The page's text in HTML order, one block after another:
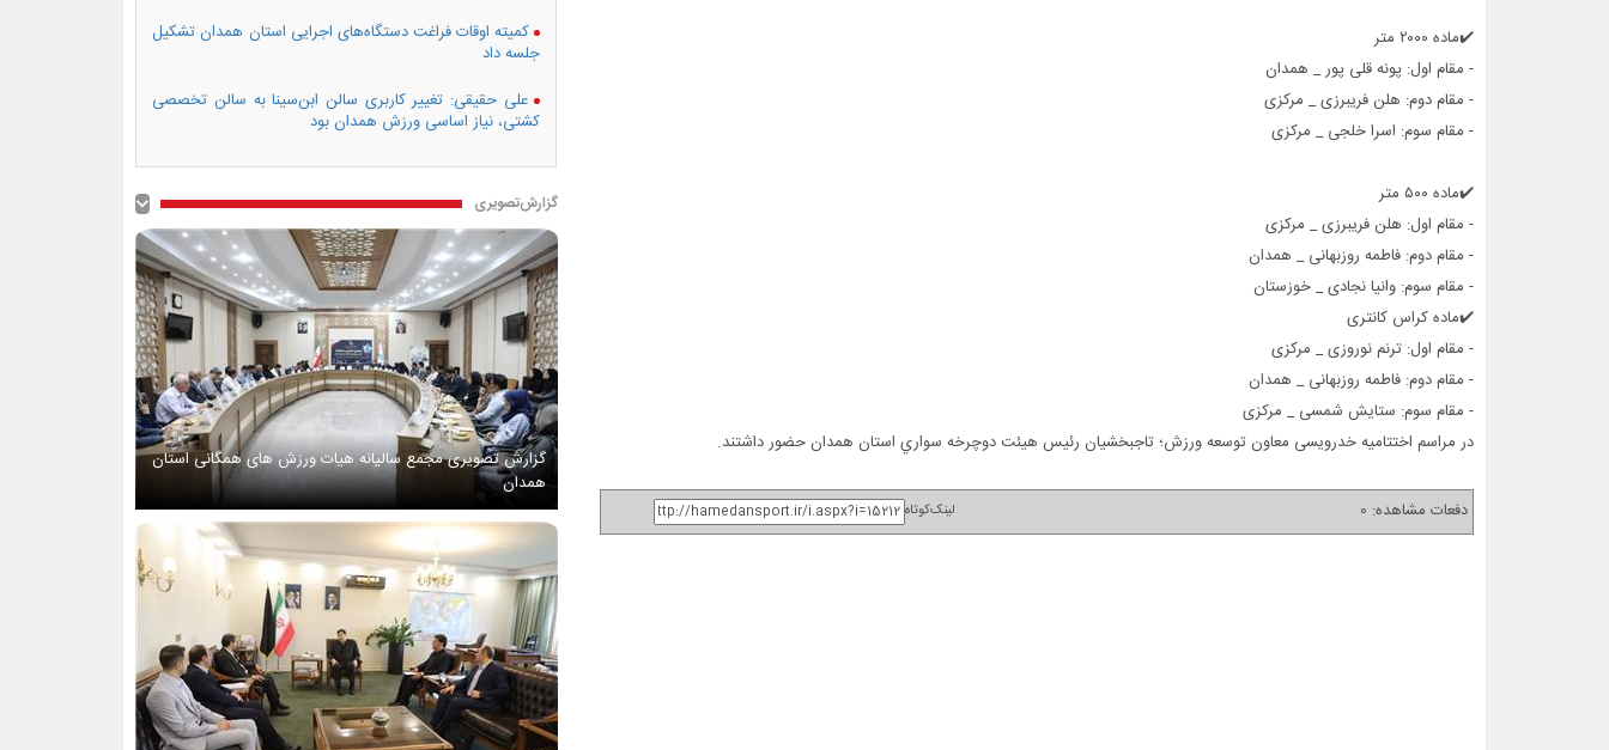
✔️ماده ۲۰۰۰ متر
- مقام اول: پونه قلی پور _ همدان
- مقام دوم: هلن فریبرزی _ مرکزی
- مقام سوم: اسرا خلجی _ مرکزی
✔️ماده ۵۰۰ متر
- مقام اول: هلن فریبرزی _ مرکزی
- مقام دوم: فاطمه روزبهانی _ همدان
- مقام سوم: وانیا نجادی _ خوزستان
✔️ماده کراس کانتری
- مقام اول: ترنم نوروزی _ مرکزی
- مقام دوم: فاطمه روزبهانی _ همدان
- مقام سوم: ستایش شمسی _ مرکزی
در مراسم اختتامیه خدرویسی معاون توسعه ورزش؛ تاجبخشيان رئيس هيئت دوچرخه سواري استان همدان حضور داشتند.
لینک‌کوتاه دفعات مشاهده: 0
کمیته اوقات فراغت دستگاه‌های اجرایی استان همدان تشکیل
جلسه داد
علی حقیقی: تغییر کاربری سالن ابن‌سینا به سالن تخصصی
کشتی، نیاز اساسی ورزش همدان بود
گزارش‌تصویری
گزارش تصویری مجمع سالیانه هیات ورزش های همگانی استان
همدان